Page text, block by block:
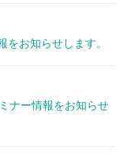
お知らせします。
ナー情報をお知らせ